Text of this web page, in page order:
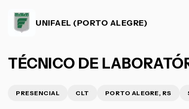
UNIFAEL (PORTO ALEGRE)
TÉCNICO DE
PRESENCIAL CLT PORTO ALEGRE, RS